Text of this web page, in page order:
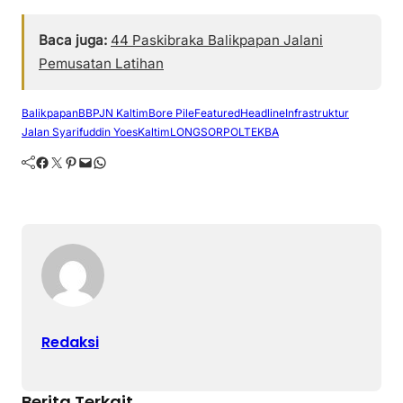
Baca juga: 44 Paskibraka Balikpapan Jalani
Pemusatan Latihan
BalikpapanBBPJN KaltimBore PileFeaturedHeadlineInfrastruktur
Jalan Syarifuddin YoesKaltimLONGSORPOLTEKBA
Facebook Twitter Pinterest Mail WhatsApp
Redaksi